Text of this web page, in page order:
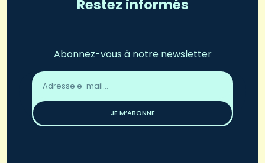
Restez informés
Abonnez-vous à notre newsletter
Adresse
email
JE M’ABONNE